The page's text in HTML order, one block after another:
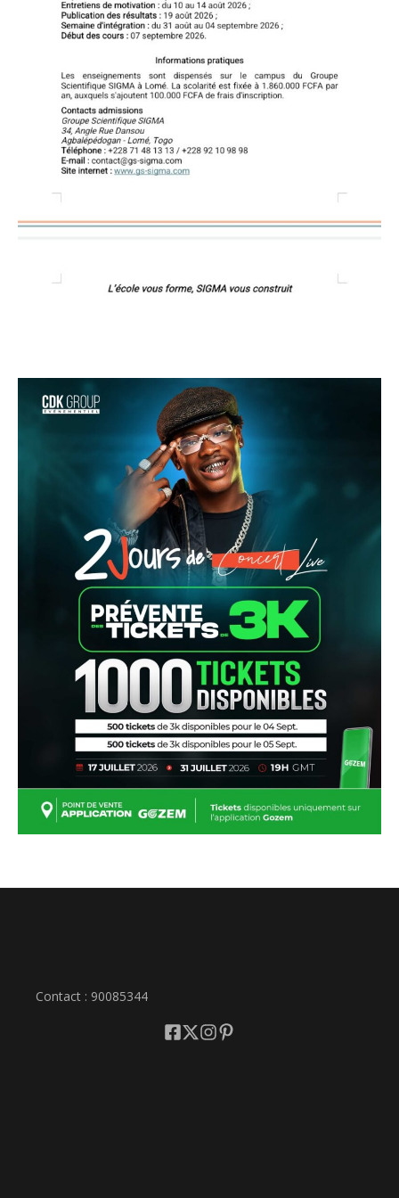
Contact : 90085344